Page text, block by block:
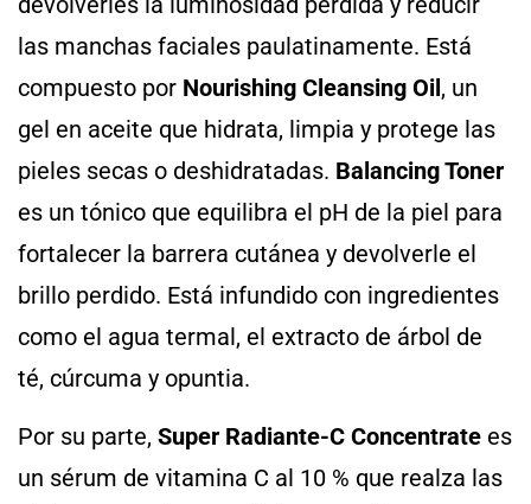
las manchas faciales paulatinamente. Está
compuesto por Nourishing Cleansing Oil, un
gel en aceite que hidrata, limpia y protege las
pieles secas o deshidratadas. Balancing Toner
es un tónico que equilibra el pH de la piel para
fortalecer la barrera cutánea y devolverle el
brillo perdido. Está infundido con ingredientes
como el agua termal, el extracto de árbol de
té, cúrcuma y opuntia.
Por su parte, Super Radiante-C Concentrate es
un sérum de vitamina C al 10 % que realza las